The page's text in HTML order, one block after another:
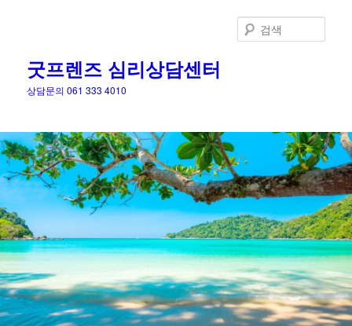
굿프렌즈 심리상담센터
상담문의 061 333 4010
색